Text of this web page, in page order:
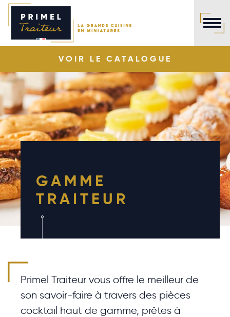
Panneau de gestion des cookies
VOIR LE CATALOGUE
GAMME
TRAITEUR
Primel Traiteur vous offre le meilleur de
son savoir-faire à travers des pièces
cocktail haut de gamme, prêtes à